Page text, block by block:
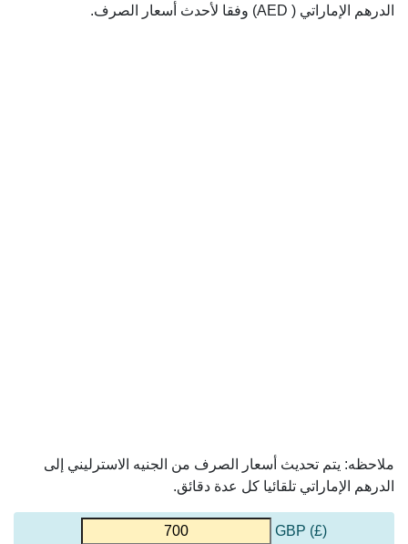
الدرهم الإماراتي ( AED) وفقا لأحدث أسعار الصرف.
ملاحظه: يتم تحديث أسعار الصرف من الجنيه الاسترليني إلى
الدرهم الإماراتي تلقائيا كل عدة دقائق.
(£) GBP